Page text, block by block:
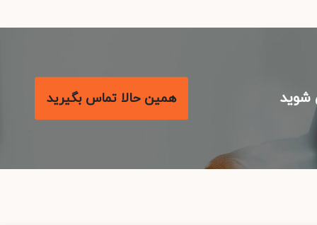
همین حالا تماس بگیرید